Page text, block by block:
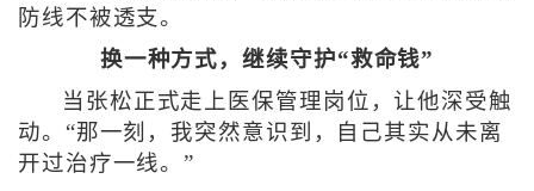
防线不被透支。
换一种方式，继续守护“救命钱”
当张松正式走上医保管理岗位，让他深受触
动。“那一刻，我突然意识到，自己其实从未离
开过治疗一线。”